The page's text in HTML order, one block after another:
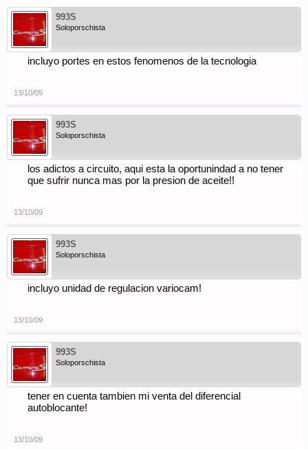
993S
Soloporschista
incluyo portes en estos fenomenos de la tecnologia
13/10/09
993S
Soloporschista
los adictos a circuito, aqui esta la oportunindad a no tener
que sufrir nunca mas por la presion de aceite!!
13/10/09
993S
Soloporschista
incluyo unidad de regulacion variocam!
13/10/09
993S
Soloporschista
tener en cuenta tambien mi venta del diferencial
autoblocante!
13/10/09